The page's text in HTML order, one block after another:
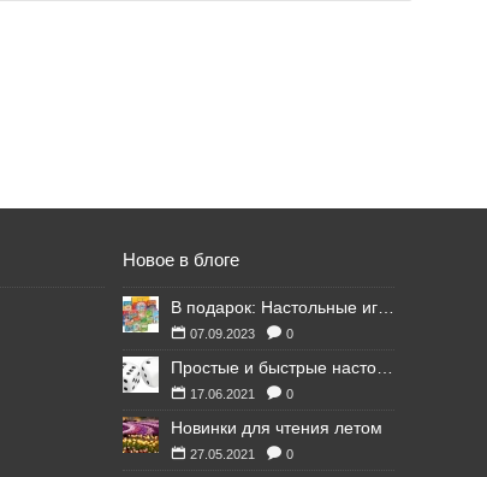
Новое в блоге
07.09.2023 0
17.06.2021 0
Новинки для чтения летом
27.05.2021 0